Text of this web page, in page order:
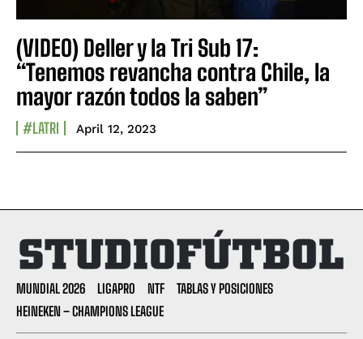
(VIDEO) Deller y la Tri Sub 17:
“Tenemos revancha contra Chile, la
mayor razón todos la saben”
#LATRI April 12, 2023
MUNDIAL 2026 LIGAPRO NTF
TABLAS Y POSICIONES
HEINEKEN – CHAMPIONS LEAGUE